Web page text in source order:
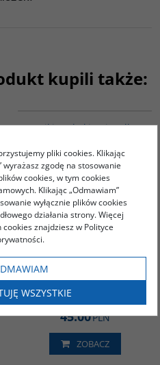
kupili także:
Bajki arabskie nie tylko
Kass George
18.00PLN
ZOBACZ
45.00PLN
ZOBACZ
pliki cookies. Klikając
wyrażasz zgodę na stosowanie
cookies, w tym cookies
Klikając „Odmawiam”
wyłącznie plików cookies
działania strony. Więcej
znajdziesz w Polityce
WSZYSTKIE